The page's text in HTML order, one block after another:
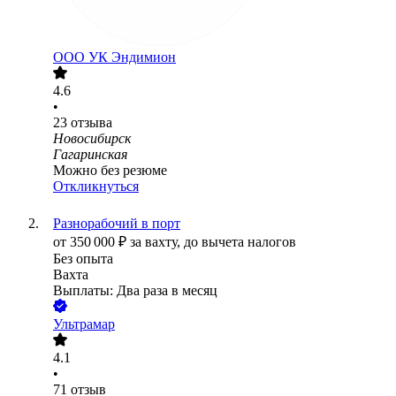
ООО УК Эндимион
4.6
•
23 отзыва
Новосибирск
Гагаринская
Можно без резюме
Откликнуться
Разнорабочий в порт
от 350 000 ₽ за вахту, до вычета налогов
Без опыта
Вахта
Выплаты: Два раза в месяц
Ультрамар
4.1
•
71 отзыв